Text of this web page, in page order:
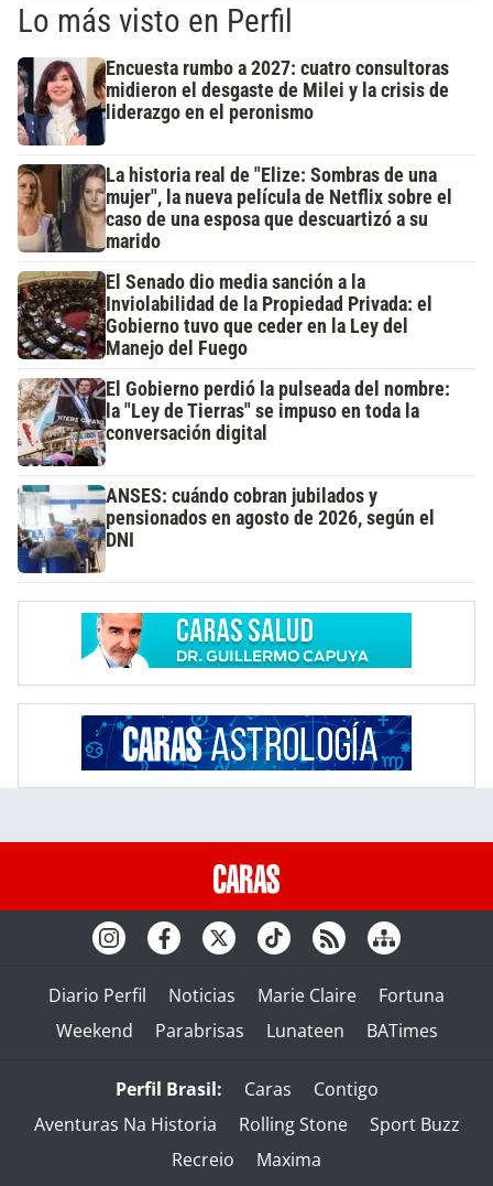
Lo más visto en Perfil
Encuesta rumbo a 2027: cuatro consultoras
midieron el desgaste de Milei y la crisis de
liderazgo en el peronismo
La historia real de "Elize: Sombras de una
mujer", la nueva película de Netflix sobre el
caso de una esposa que descuartizó a su
marido
El Senado dio media sanción a la
Inviolabilidad de la Propiedad Privada: el
Gobierno tuvo que ceder en la Ley del
Manejo del Fuego
El Gobierno perdió la pulseada del nombre:
la "Ley de Tierras" se impuso en toda la
conversación digital
ANSES: cuándo cobran jubilados y
pensionados en agosto de 2026, según el
DNI
Diario Perfil Noticias Marie Claire
Fortuna
Weekend
Parabrisas Lunateen BATimes
Perfil Brasil: Caras
Contigo
Aventuras Na Historia
Rolling Stone
Sport Buzz
Recreio
Maxima